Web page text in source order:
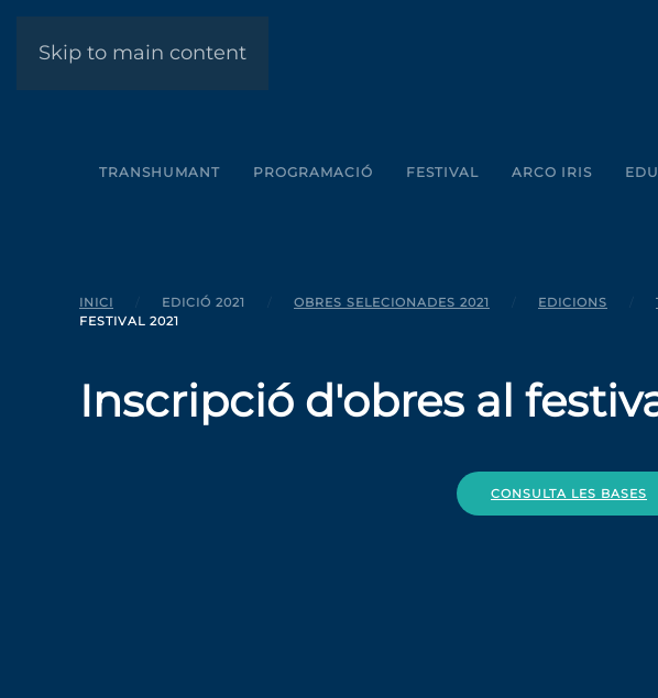
Skip to main content
TRANSHUMANT PROGRAMACIÓ FESTIVAL ARCO IRIS
INICI EDICIÓ 2021 OBRES SELECIONADES 2021 EDICIONS
FESTIVAL 2021
Inscripció d'obres al
CONSULTA LES BASES